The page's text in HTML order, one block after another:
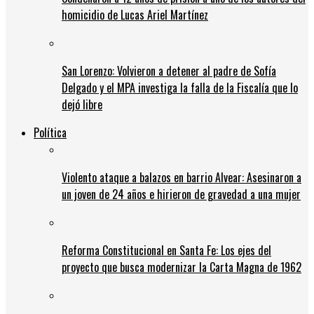
homicidio de Lucas Ariel Martínez
San Lorenzo: Volvieron a detener al padre de Sofía
Delgado y el MPA investiga la falla de la Fiscalía que lo
dejó libre
Política
Violento ataque a balazos en barrio Alvear: Asesinaron a
un joven de 24 años e hirieron de gravedad a una mujer
Reforma Constitucional en Santa Fe: Los ejes del
proyecto que busca modernizar la Carta Magna de 1962